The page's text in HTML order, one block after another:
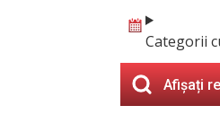
Categorii
Afișați